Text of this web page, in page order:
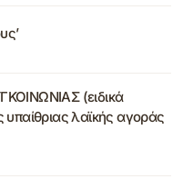
(ειδικά
υπαίθριας λαϊκής αγοράς